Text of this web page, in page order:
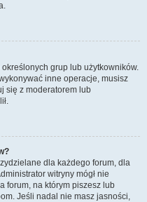
grup lub użytkowników.
inne operacje, musisz
się z moderatorem lub
dla każdego forum, dla
witryny mógł nie
forum, na którym piszesz lub
Jeśli nadal nie masz jasności,